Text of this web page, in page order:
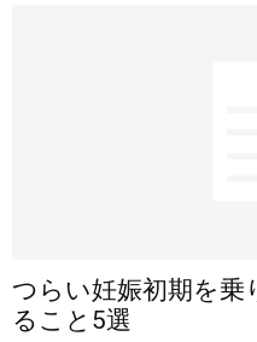
つらい妊娠初期を乗
ること5選